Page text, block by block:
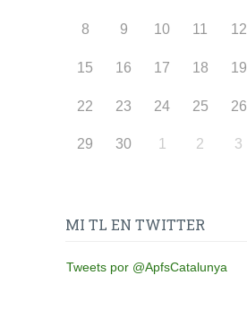
8 9 10 11 12
15 16 17 18 19
22 23 24 25 26
29 30 1 2 3
MI TL EN TWITTER
Tweets por @ApfsCatalunya